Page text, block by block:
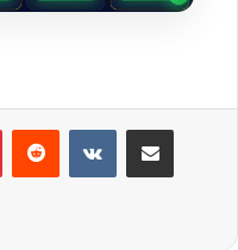
PinterestReddit VK Compartilhar via e-mail